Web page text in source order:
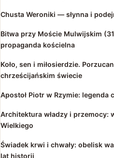
Chusta Weroniki — słynna i
Bitwa przy Moście Mulwijskim
propaganda kościelna
Koło, sen i miłosierdzie.
chrześcijańskim świecie
Apostoł Piotr w Rzymie: legenda
Architektura władzy i przemocy:
Wielkiego
Świadek krwi i chwały: obelisk
lat historii